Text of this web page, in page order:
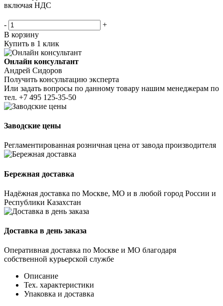
включая НДС
-
+
В корзину
Купить в 1 клик
Онлайн консультант
Андрей Сидоров
Получить консультацию эксперта
Или задать вопросы по данному товару нашим менеджерам по
тел. +7 495 125-35-50
Заводские цены
Регламентированная розничная цена от завода производителя
Бережная доставка
Надёжная доставка по Москве, МО и в любой город России и
Республики Казахстан
Доставка в день заказа
Оперативная доставка по Москве и МО благодаря
собственной курьерской службе
Описание
Тех. характеристики
Упаковка и доставка